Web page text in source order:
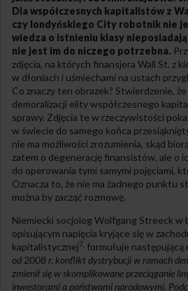
Dla współczesnych kapitalistów z
czy londyńskiego City robotnik nie
wiedza o istnieniu klasy
nie jest im do niczego potrzebna.
zdjęcia, na których finansjera Wall St. z
w dłoniach i uśmiechami na ustach
Co znaczy ten obrazek? Stwierdzenie,
demoralizacji elity współczesnego
sprawy. Zdjęcia te w rzeczywistości
w świecie do samego końca
nie ma możliwości zrozumienia, skąd
zatem o degenerację finansistów, ale o
do operowania tymi samymi pojęciami,
Oznacza to, że nie ma żadnego punktu
można by zacząć rozmowę.
Niemiecki socjolog Wolfgang Streeck w
opisującym napięcia kryjące się w
kapitalistycznej7, formułuje następującą
od 2008 r. konflikt dystrybucji w ramach
zmienił się w skomplikowane przeciąganie
inwestorami a państwami narodowymi.